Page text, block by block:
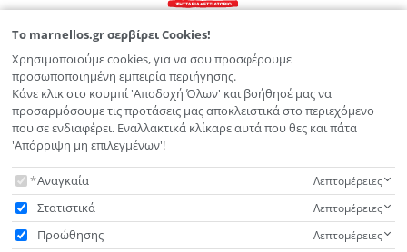
Λεωφ. Παπαναστασίου 125
2810 211 826
info@marnellos.gr
ΜΕΝΟΥ
ΥΠΟΣΤΗΡΙΞΗ
To marnellos.gr σερβίρει Cookies!
Χρησιμοποιούμε cookies, για να σου προσφέρουμε
προσωποποιημένη εμπειρία περιήγησης.
Κάνε κλικ στο κουμπί 'Αποδοχή Όλων' και βοήθησέ μας να
προσαρμόσουμε τις προτάσεις μας αποκλειστικά στο περιεχόμενο
που σε ενδιαφέρει. Εναλλακτικά κλίκαρε αυτά που θες και πάτα
'Απόρριψη μη επιλεγμένων'!
To marnellos.gr σερβίρει Cookies!
Αναγκαία Λεπτομέρειες
Στατιστικά Λεπτομέρειες
Προώθησης Λεπτομέρειες